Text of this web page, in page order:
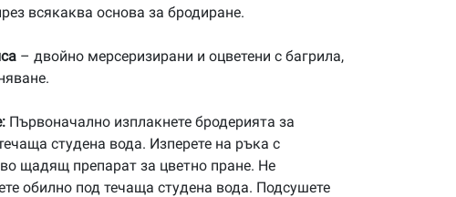
всякаква основа за бродиране.
– двойно мерсеризирани и оцветени с багрила,
Първоначално изплакнете бродерията за
студена вода. Изперете на ръка с
щадящ препарат за цветно пране. Не
обилно под течаща студена вода. Подсушете